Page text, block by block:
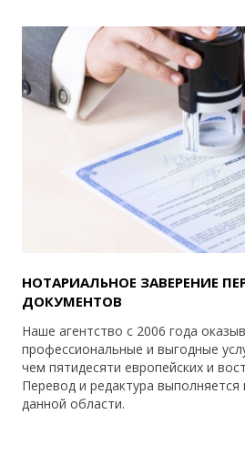
НОТАРИАЛЬНОЕ ЗАВЕРЕНИЕ
ДОКУМЕНТОВ
Наше агентство с 2006 года
профессиональные и выгодные
чем пятидесяти европейских и
Перевод и редактура
данной области.